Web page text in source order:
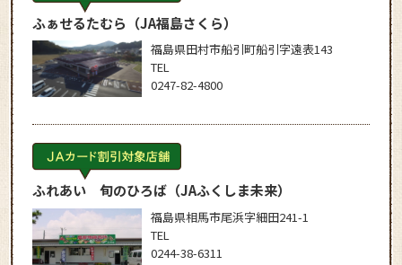
ふぁせるたむら （JA福島さくら）
福島県田村市船引町船引字遠表143
TEL
0247-82-4800
ふれあい 旬のひろば（JAふくしま未来）
福島県相馬市尾浜字細田241-1
TEL
0244-38-6311